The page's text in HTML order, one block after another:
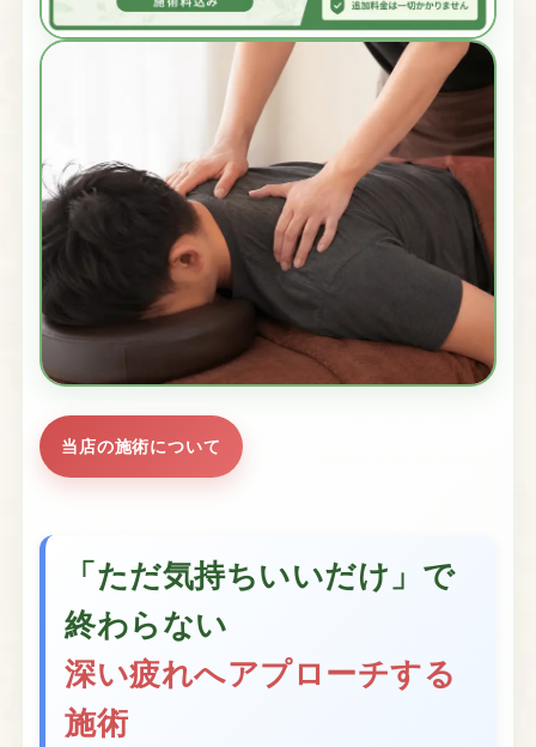
当店の施術について
「ただ気持ちいいだけ」で
終わらない
深い疲れへアプローチする
施術